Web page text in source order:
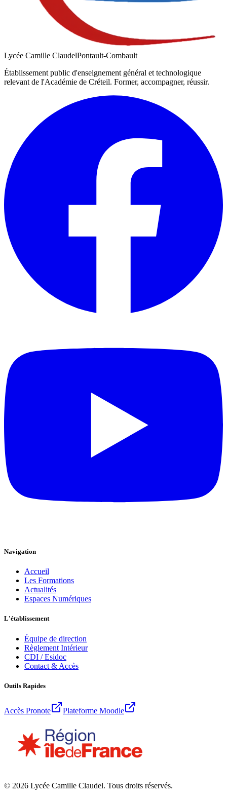
Lycée Camille ClaudelPontault-Combault
Établissement public d'enseignement général et technologique
relevant de l'Académie de Créteil. Former, accompagner, réussir.
Navigation
Accueil
Les Formations
Actualités
Espaces Numériques
L'établissement
Équipe de direction
Règlement Intérieur
CDI / Esidoc
Contact & Accès
Outils Rapides
Accès Pronote Plateforme Moodle
© 2026 Lycée Camille Claudel. Tous droits réservés.